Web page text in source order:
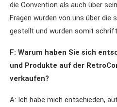
die Convention als auch über
Fragen wurden von uns über die
gestellt und wurden somit
F: Warum haben Sie sich
und Produkte auf der
verkaufen?
A: Ich habe mich entschieden,